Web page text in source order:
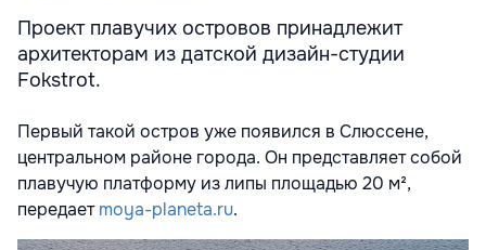
Проект плавучих островов принадлежит
архитекторам из датской дизайн-студии
Fokstrot.
Первый такой остров уже появился в Слюссене,
центральном районе города. Он представляет собой
плавучую платформу из липы площадью 20 м²,
передаетmoya-planeta.ru.